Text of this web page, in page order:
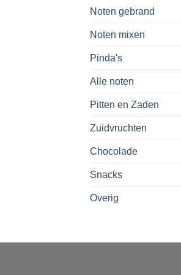
Noten gebrand
Noten mixen
Pinda's
Alle noten
Pitten en Zaden
Zuidvruchten
Chocolade
Snacks
Overig